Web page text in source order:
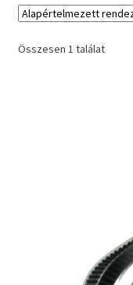
Fiókom
GYIK
Kenyérsütő
Kenyérsütő
Összesen 1 találat